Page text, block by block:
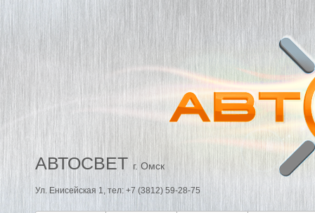
АВТОСВЕТ г. Омск
Ул. Енисейская 1, тел: +7 (3812) 59-28-75